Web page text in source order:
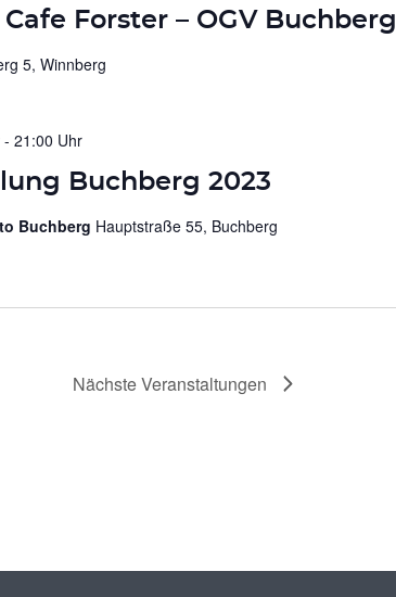
Forster – OGV Buchberg
5, Winnberg
Buchberg 2023
- 21:00 Uhr
Buchberg Hauptstraße 55, Buchberg
NächsteVeranstaltungen